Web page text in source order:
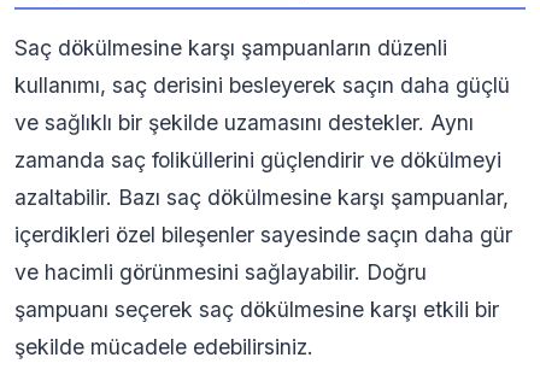
Saç dökülmesine karşı şampuanların düzenli
kullanımı, saç derisini besleyerek saçın daha güçlü
ve sağlıklı bir şekilde uzamasını destekler. Aynı
zamanda saç foliküllerini güçlendirir ve dökülmeyi
azaltabilir. Bazı saç dökülmesine karşı şampuanlar,
içerdikleri özel bileşenler sayesinde saçın daha gür
ve hacimli görünmesini sağlayabilir. Doğru
şampuanı seçerek saç dökülmesine karşı etkili bir
şekilde mücadele edebilirsiniz.